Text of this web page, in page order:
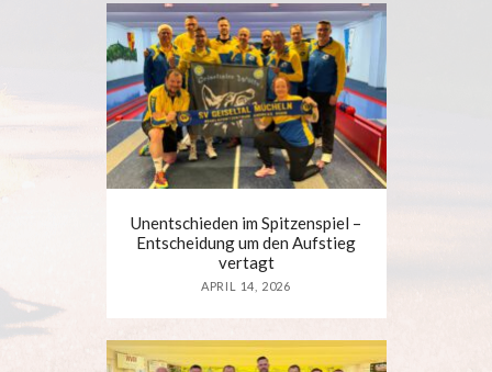
Unentschieden im Spitzenspiel –
Entscheidung um den Aufstieg
vertagt
APRIL 14, 2026